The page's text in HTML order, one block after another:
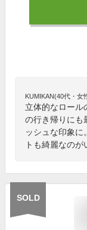
KUMIKAN(40代・女
立体的なロール
の行き帰りにも
ッシュな印象に
トも綺麗なのが
SOLD